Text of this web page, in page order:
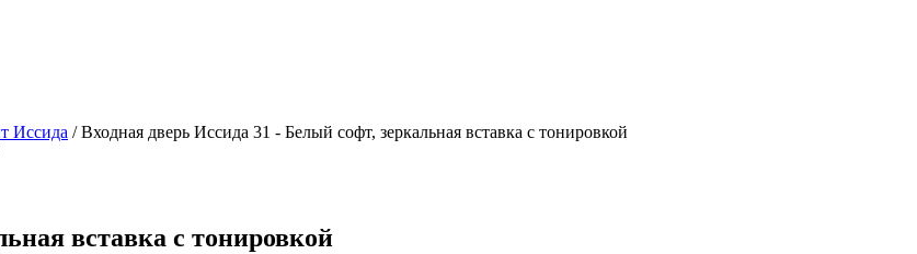
Иссида / Входная дверь Иссида 31 - Белый софт, зеркальная вставка с тонировкой
вставка с тонировкой